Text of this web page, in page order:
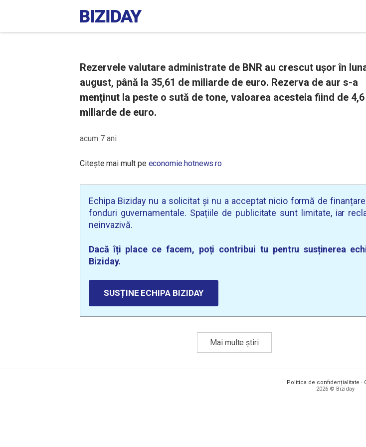
Rezervele valutare administrate de BNR au crescut ușor în
august, până la 35,61 de miliarde de euro. Rezerva de aur s-a
menţinut la peste o sută de tone, valoarea acesteia fiind de 4,6
miliarde de euro.
acum 7 ani
Citește mai mult pe economie.hotnews.ro
Echipa Biziday nu a solicitat și nu a acceptat nicio formă de
fonduri guvernamentale. Spațiile de publicitate sunt limitate, iar
neinvazivă.
Dacă îți place ce facem, poți contribui tu pentru susținerea
Biziday.
SUSȚINE ECHIPA BIZIDAY
Mai multe știri
Politica de confidențialitate ·
2026 © Biziday